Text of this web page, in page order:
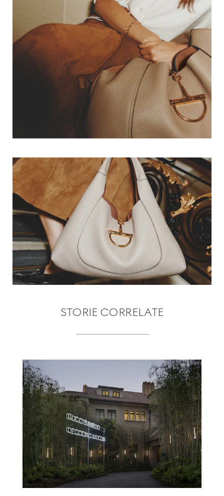
STORIE CORRELATE